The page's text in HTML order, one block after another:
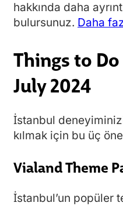
hakkında daha
bulursunuz. Daha
Things to
July 2024
İstanbul
kılmak için bu üç
Vialand Theme
İstanbul’un popüler